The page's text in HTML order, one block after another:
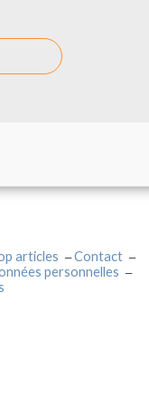
articles
Contact
personnelles